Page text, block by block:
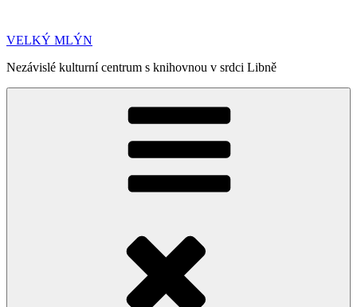
obsahu
VELKÝ MLÝN
Nezávislé kulturní centrum s knihovnou v srdci Libně